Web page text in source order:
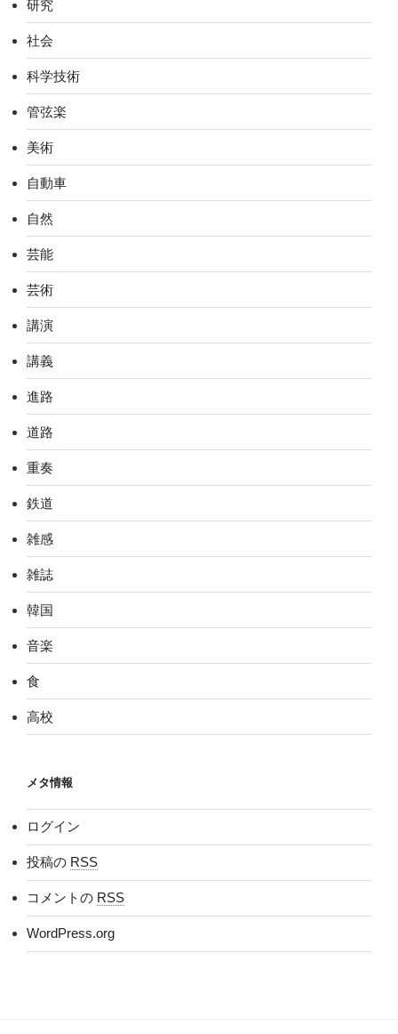
研究
社会
科学技術
管弦楽
美術
自動車
自然
芸能
芸術
講演
講義
進路
道路
重奏
鉄道
雑感
雑誌
韓国
音楽
食
高校
メタ情報
ログイン
投稿の RSS
コメントの RSS
WordPress.org